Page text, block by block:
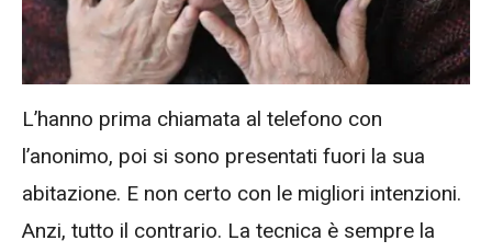
L’hanno prima chiamata al telefono con
l’anonimo, poi si sono presentati fuori la sua
abitazione. E non certo con le migliori intenzioni.
Anzi, tutto il contrario. La tecnica è sempre la